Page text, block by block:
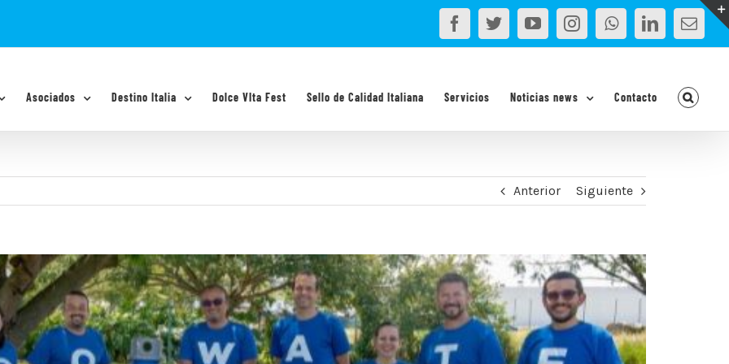
Facebook
TwitterYouTubeInstagramWhatsAppLinkedIn
Asociados Destino Italia Dolce VIta Fest Sello de Calidad Italiana Servicios Noticias news Contacto
Anterior Siguiente